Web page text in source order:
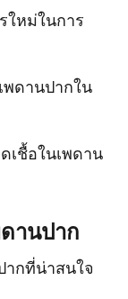
ใหม่ในการ
พดานปากใน
เชื้อในเพดาน
ดานปาก
ากที่น่าสนใจ